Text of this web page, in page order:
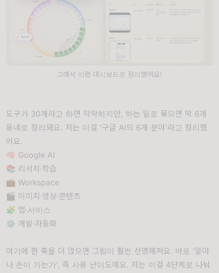
그래서 이런 대시보드로 정리했어요!
도구가 30개라고 하면 막막하지만, 하는 일로 묶으면 딱 6개
동네로 정리돼요. 저는 이걸 '구글 AI의 6개 분야'라고 정리했
어요.
🧠 Google AI
📚 리서치·학습
💼 Workspace
🎬 이미지·영상·콘텐츠
🧩 앱·서비스
⚙️ 개발·자동화
여기에 한 축을 더 얹으면 그림이 훨씬 선명해져요. 바로 '얼마
나 손이 가는가', 즉 사용 난이도예요. 저는 이걸 4단계로 나눠